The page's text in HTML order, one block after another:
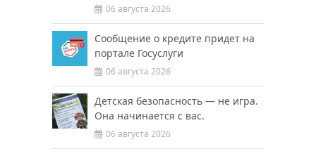
06 августа 2026
Сообщение о кредите придет на
портале Госуслуги
06 августа 2026
Детская безопасность — не игра.
Она начинается с вас.
06 августа 2026